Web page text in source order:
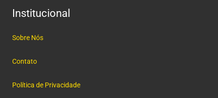
Institucional
Sobre Nós
Contato
Política de Privacidade